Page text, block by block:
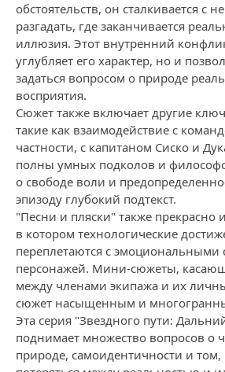
обстоятельств, он сталкивается с
разгадать, где заканчивается
иллюзия. Этот внутренний
углубляет его характер, но и
задаться вопросом о природе
восприятия.
Сюжет также включает другие
такие как взаимодействие с
частности, с капитаном Сиско и
полны умных подколов и
о свободе воли и
эпизоду глубокий подтекст.
"Песни и пляски" также прекрасно
в котором технологические
переплетаются с эмоциональными
персонажей. Мини-сюжеты,
между членами экипажа и их
сюжет насыщенным и
Эта серия "Звездного пути:
поднимает множество вопросов о
природе, самоидентичности и